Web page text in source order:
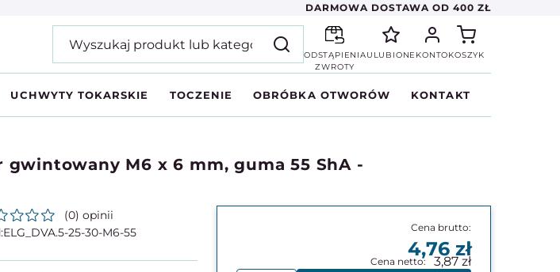
DARMOWA DOSTAWA OD 400 ZŁ
ODSTĄPIENIA
ZWROTY
ULUBIONE KONTOKOSZYK
UCHWYTY TOKARSKIE TOCZENIE OBRÓBKA OTWORÓW KONTAKT
M6 x 6 mm, guma 55 ShA -
(0) opinii
ELG_DVA.5-25-30-M6-55
4,76
3,87